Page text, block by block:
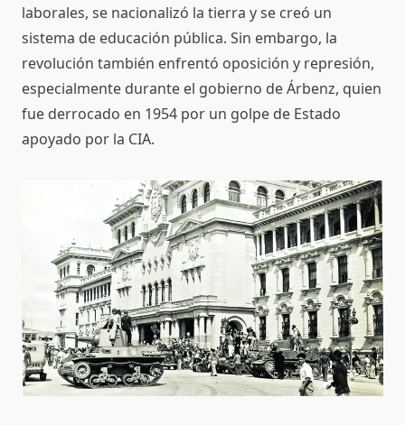
laborales, se nacionalizó la tierra y se creó un
sistema de educación pública. Sin embargo, la
revolución también enfrentó oposición y represión,
especialmente durante el gobierno de Árbenz, quien
fue derrocado en 1954 por un golpe de Estado
apoyado por la CIA.